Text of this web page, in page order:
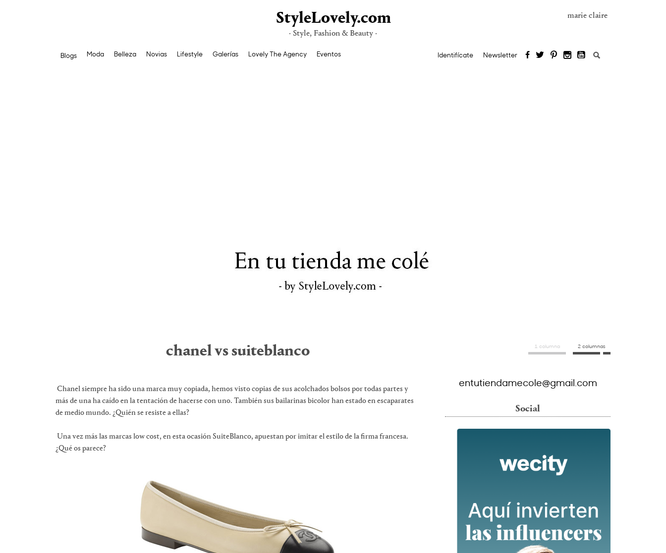
StyleLovely.com
· Style, Fashion & Beauty ·
marie claire
Blogs Moda Belleza Novias Lifestyle Galerías Lovely The Agency Eventos Identifícate Newsletter Buscar:
chanel vs suiteblanco
Chanel siempre ha sido una marca muy copiada, hemos visto copias de sus acolchados bolsos por todas partes y
más de una ha caído en la tentación de hacerse con uno. También sus bailarinas bicolor han estado en escaparates
de medio mundo. ¿Quién se resiste a ellas?
Una vez más las marcas low cost, en esta ocasión SuiteBlanco, apuestan por imitar el estilo de la firma francesa.
¿Qué os parece?
1 columna 2 columnas
entutiendamecole@gmail.com
Social